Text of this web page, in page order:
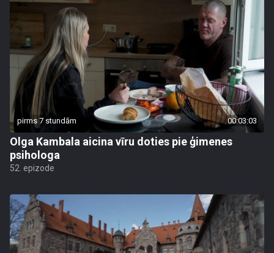
pirms 7 stundām 00:03:03
Olga Kambala aicina vīru doties pie ģimenes
psihologa
52. epizode